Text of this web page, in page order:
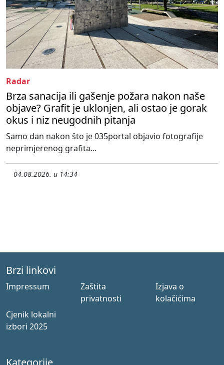
Radar
Brza sanacija ili gašenje požara nakon naše
objave? Grafit je uklonjen, ali ostao je gorak
okus i niz neugodnih pitanja
Samo dan nakon što je 035portal objavio fotografije
neprimjerenog grafita...
04.08.2026. u 14:34
Brzi linkovi
Impressum
Zaštita
privatnosti
Izjava o
kolačićima
Cjenik lokalni
izbori 2025
Kategorije